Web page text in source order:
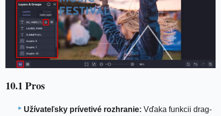
10.1 Pros
Užívateľsky prívetivé rozhranie: Vďaka funkcii drag-